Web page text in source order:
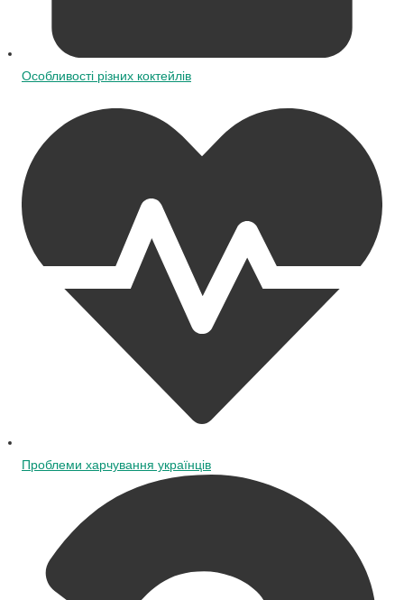
Особливості різних коктейлів
Проблеми харчування українців